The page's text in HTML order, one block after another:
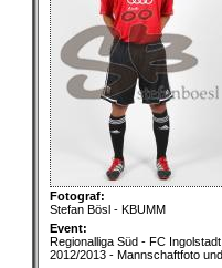
Fotograf:
Stefan Bösl - KBUMM
Event:
Regionalliga Süd - FC
2012/2013 - Mannschaftfoto